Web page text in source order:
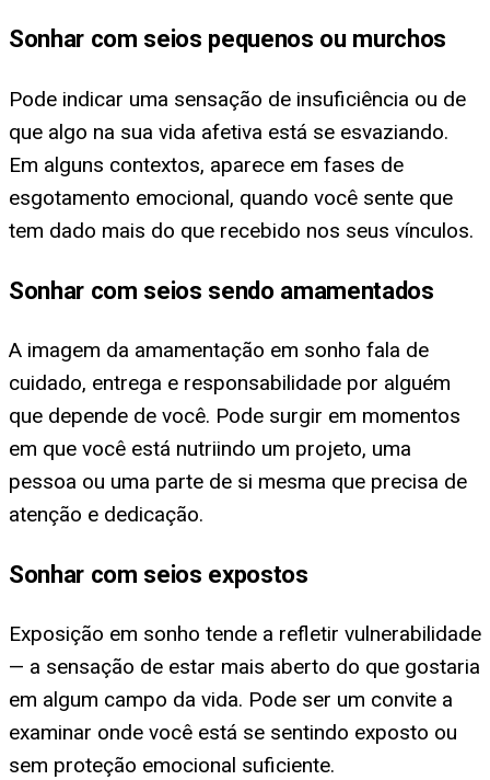
Sonhar com seios pequenos ou murchos
Pode indicar uma sensação de insuficiência ou de
que algo na sua vida afetiva está se esvaziando.
Em alguns contextos, aparece em fases de
esgotamento emocional, quando você sente que
tem dado mais do que recebido nos seus vínculos.
Sonhar com seios sendo amamentados
A imagem da amamentação em sonho fala de
cuidado, entrega e responsabilidade por alguém
que depende de você. Pode surgir em momentos
em que você está nutriindo um projeto, uma
pessoa ou uma parte de si mesma que precisa de
atenção e dedicação.
Sonhar com seios expostos
Exposição em sonho tende a refletir vulnerabilidade
— a sensação de estar mais aberto do que gostaria
em algum campo da vida. Pode ser um convite a
examinar onde você está se sentindo exposto ou
sem proteção emocional suficiente.